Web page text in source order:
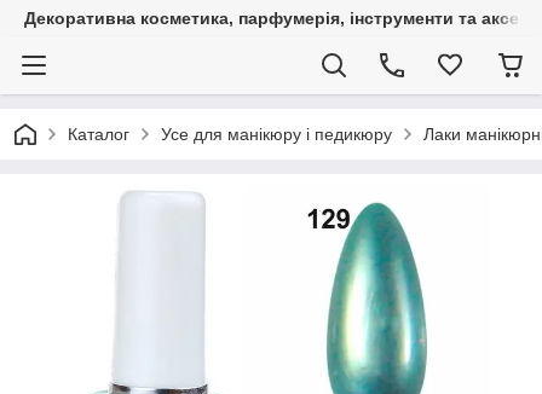
Декоративна косметика, парфумерія, інструменти та
Каталог Усе для манікюру і педикюру Лаки